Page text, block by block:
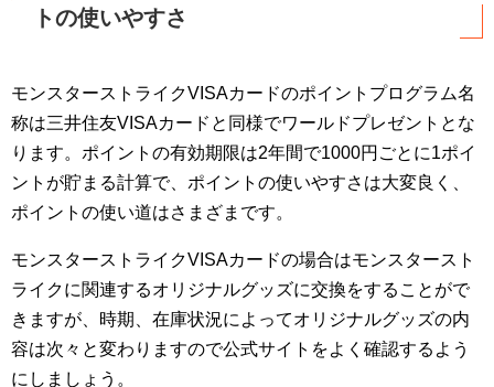
トの使いやすさ
モンスターストライクVISAカードのポイントプログラム名
称は三井住友VISAカードと同様でワールドプレゼントとな
ります。ポイントの有効期限は2年間で1000円ごとに1ポイ
ントが貯まる計算で、ポイントの使いやすさは大変良く、
ポイントの使い道はさまざまです。
モンスターストライクVISAカードの場合はモンスタースト
ライクに関連するオリジナルグッズに交換をすることがで
きますが、時期、在庫状況によってオリジナルグッズの内
容は次々と変わりますので公式サイトをよく確認するよう
にしましょう。